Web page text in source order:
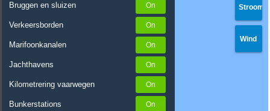
Bruggen en sluizen
Verkeersborden
Marifoonkanalen
Jachthavens
Kilometrering vaarwegen
Bunkerstations
Stroom
Wind